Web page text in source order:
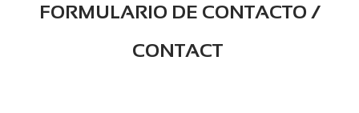
FORMULARIO DE CONTACTO /
CONTACT